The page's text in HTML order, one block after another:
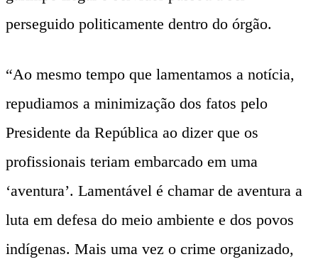
perseguido politicamente dentro do órgão.
“Ao mesmo tempo que lamentamos a notícia,
repudiamos a minimização dos fatos pelo
Presidente da República ao dizer que os
profissionais teriam embarcado em uma
‘aventura’. Lamentável é chamar de aventura a
luta em defesa do meio ambiente e dos povos
indígenas. Mais uma vez o crime organizado,